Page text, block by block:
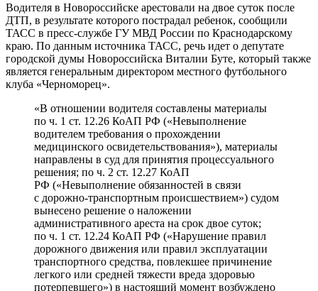
Водителя в Новороссийске арестовали на двое суток после
ДТП, в результате которого пострадал ребенок, сообщили
ТАСС в пресс-службе ГУ МВД России по Краснодарскому
краю. По данным источника ТАСС, речь идет о депутате
городской думы Новороссийска Виталии Буте, который также
является генеральным директором местного футбольного
клуба «Черноморец».
«В отношении водителя составлены материалы
по ч. 1 ст. 12.26 КоАП РФ («Невыполнение
водителем требования о прохождении
медицинского освидетельствования»), материалы
направлены в суд для принятия процессуального
решения; по ч. 2 ст. 12.27 КоАП
РФ («Невыполнение обязанностей в связи
с дорожно-транспортным происшествием») судом
вынесено решение о наложении
административного ареста на срок двое суток;
по ч. 1 ст. 12.24 КоАП РФ («Нарушение правил
дорожного движения или правил эксплуатации
транспортного средства, повлекшее причинение
легкого или средней тяжести вреда здоровью
потерпевшего») в настоящий момент возбуждено